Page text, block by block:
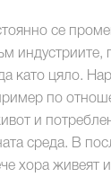
се
индустриите,
като цяло.
по
и
среда. В
хора живеят